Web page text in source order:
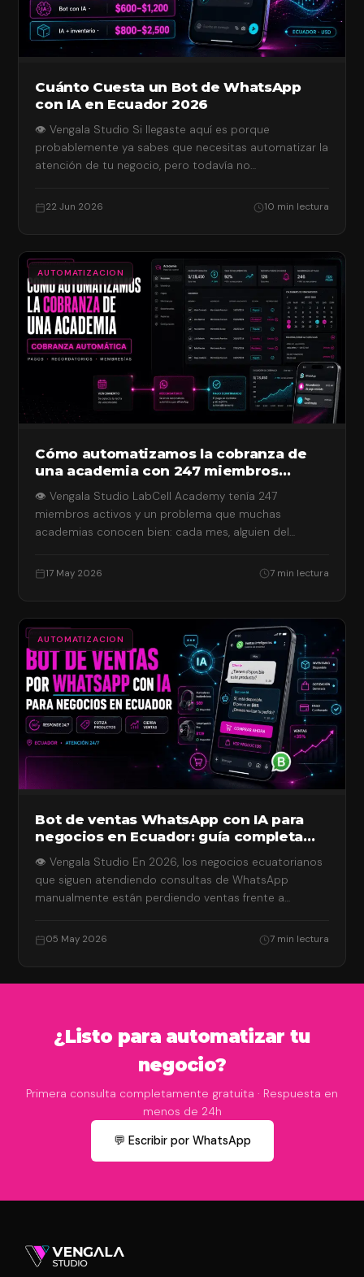
Cuánto Cuesta un Bot de WhatsApp
con IA en Ecuador 2026
👁 Vengala Studio Si llegaste aquí es porque
probablemente ya sabes que necesitas automatizar la
atención de tu negocio, pero todavía no…
22 Jun 2026 10 min lectura
AUTOMATIZACION
Cómo automatizamos la cobranza de
una academia con 247 miembros
👁 Vengala Studio LabCell Academy tenía 247
miembros activos y un problema que muchas
academias conocen bien: cada mes, alguien del
17 May 2026 7 min lectura
AUTOMATIZACION
Bot de ventas WhatsApp con IA para
negocios en Ecuador: guía completa
2026
👁 Vengala Studio En 2026, los negocios ecuatorianos
que siguen atendiendo consultas de WhatsApp
manualmente están perdiendo ventas frente a
05 May 2026 7 min lectura
¿Listo para automatizar tu
negocio?
Primera consulta completamente gratuita · Respuesta en
menos de 24h
💬 Escribir por WhatsApp